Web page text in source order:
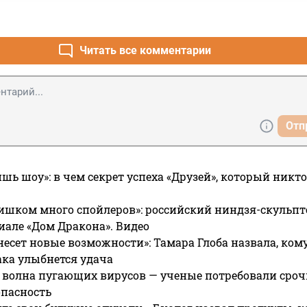
Читать все комментарии
шоу»: в чем секрет успеха «Друзей», который
много спойлеров»: российский ниндзя-
«Дом Дракона». Видео
новые возможности»: Тамара Глоба назвала,
улыбнется удача
волна пугающих вирусов — ученые потребовали